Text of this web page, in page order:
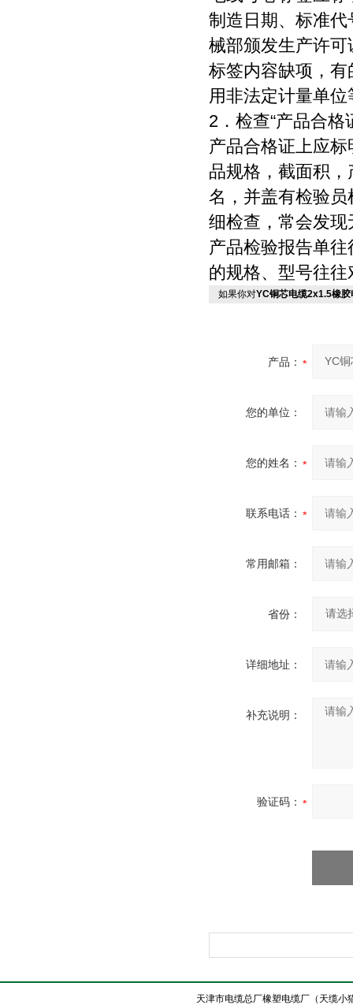
制造日期、标准
械部颁发生产许
标签内容缺项，
用非法定计量单位
2．检查“产品合格
产品合格证上应
品规格，截面积
名，并盖有检验
细检查，常会发
产品检验报告单
的规格、型号往
如果你对YC铜芯电缆2x1.5橡
产品：
您的单位：
您的姓名：
联系电话：
常用邮箱：
省份：
详细地址：
补充说明：
验证码：
天津市电缆总厂橡塑电缆厂（天缆